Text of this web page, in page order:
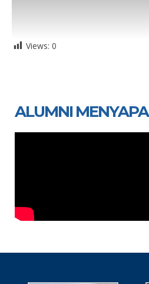
Views: 0
ALUMNI MENYAPA